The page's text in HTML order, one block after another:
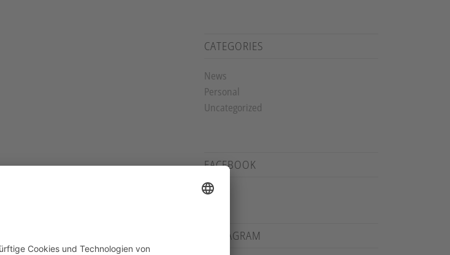
CATEGORIES
News
Personal
Uncategorized
FACEBOOK
INSTAGRAM